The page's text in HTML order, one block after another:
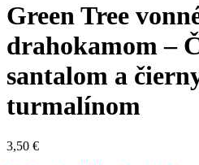
Green Tree
drahokamom –
santalom a
turmalínom
3,50 €